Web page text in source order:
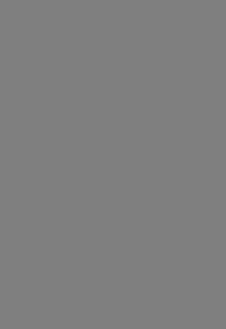
CHF